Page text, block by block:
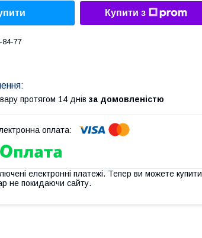
Купити з
84-77
протягом 14 днів за домовленістю
електронні платежі. Тепер ви можете купити
не покидаючи сайту.